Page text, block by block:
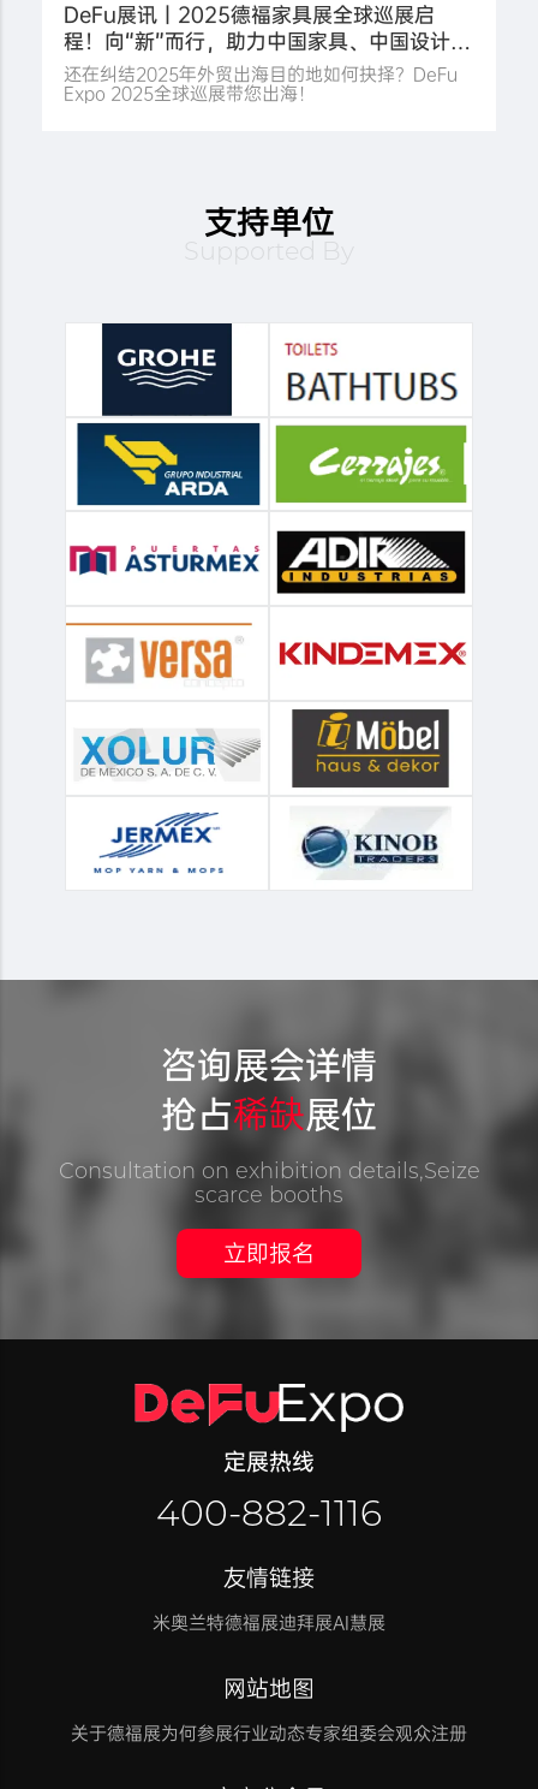
DeFu展讯丨2025德福家具展全球巡展启
程！向“新”而行，助力中国家具、中国设计出
海
还在纠结2025年外贸出海目的地如何抉择？DeFu
Expo 2025全球巡展带您出海！
支持单位
Supported By
咨询展会详情
抢占稀缺展位
Consultation on exhibition details,Seize
scarce booths
立即报名
定展热线
400-882-1116
友情链接
米奥兰特德福展迪拜展AI慧展
网站地图
关于德福展为何参展行业动态专家组委会观众注册